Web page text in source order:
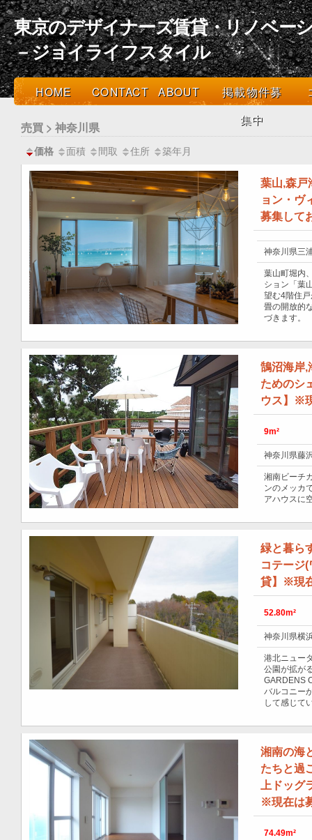
東京のデザイナーズ賃貸・リノベー
－ジョイライフスタイル
HOME CONTACT ABOUT
掲載物件募
集中
売買 > 神奈川県
価格 面積 間取 住所 築年月
葉山,森戸
ョン・ヴ
募集して
神奈川県三
葉山町堀内
ション「葉
望む4階住
畳の開放的
づきます。
鵠沼海岸,
ためのシ
ウス】※
9m²
神奈川県藤
湘南ビーチ
ンのメッカ
アハウスに
緑と暮ら
コテージ
貸】※現
52.80m²
神奈川県横
港北ニュー
公園が拡が
GARDENS
バルコニー
して感じて
湘南の海
たちと過
上ドッ
※現在は
74.49m²